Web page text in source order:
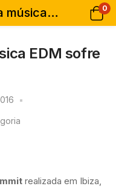
O crescimento da música EDM sofre retrocesso 0
EDM sofre
realizada em Ibiza,